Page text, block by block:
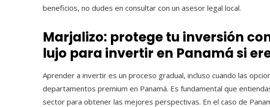
beneficios, no dudes en consultar con un asesor legal local.
Marjalizo: protege tu inversión
lujo para invertir en Panamá si
Aprender a invertir es un proceso gradual, incluso cuando las
departamentos premium en Panamá. Es fundamental que
sector para obtener las mejores perspectivas. En el caso de